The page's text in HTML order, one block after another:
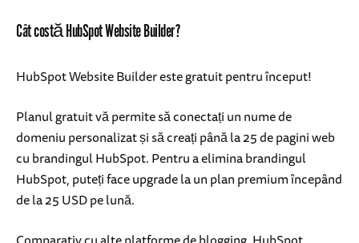
Cât costă HubSpot Website Builder?
HubSpot Website Builder este gratuit pentru început!
Planul gratuit vă permite să conectați un nume de
domeniu personalizat și să creați până la 25 de pagini web
cu brandingul HubSpot. Pentru a elimina brandingul
HubSpot, puteți face upgrade la un plan premium începând
de la 25 USD pe lună.